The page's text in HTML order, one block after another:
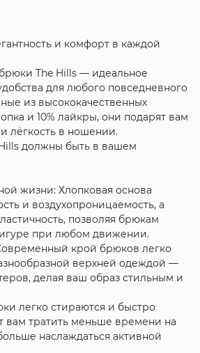
и комфорт в каждой
The Hills — идеальное
для любого повседневного
из высококачественных
и 10% лайкры, они подарят вам
лёгкость в ношении.
должны быть в вашем
жизни: Хлопковая основа
и воздухопроницаемость, а
позволяя брюкам
при любом движении.
крой брюков легко
верхней одеждой —
делая ваш образ стильным и
легко стираются и быстро
вам тратить меньше времени на
наслаждаться активной